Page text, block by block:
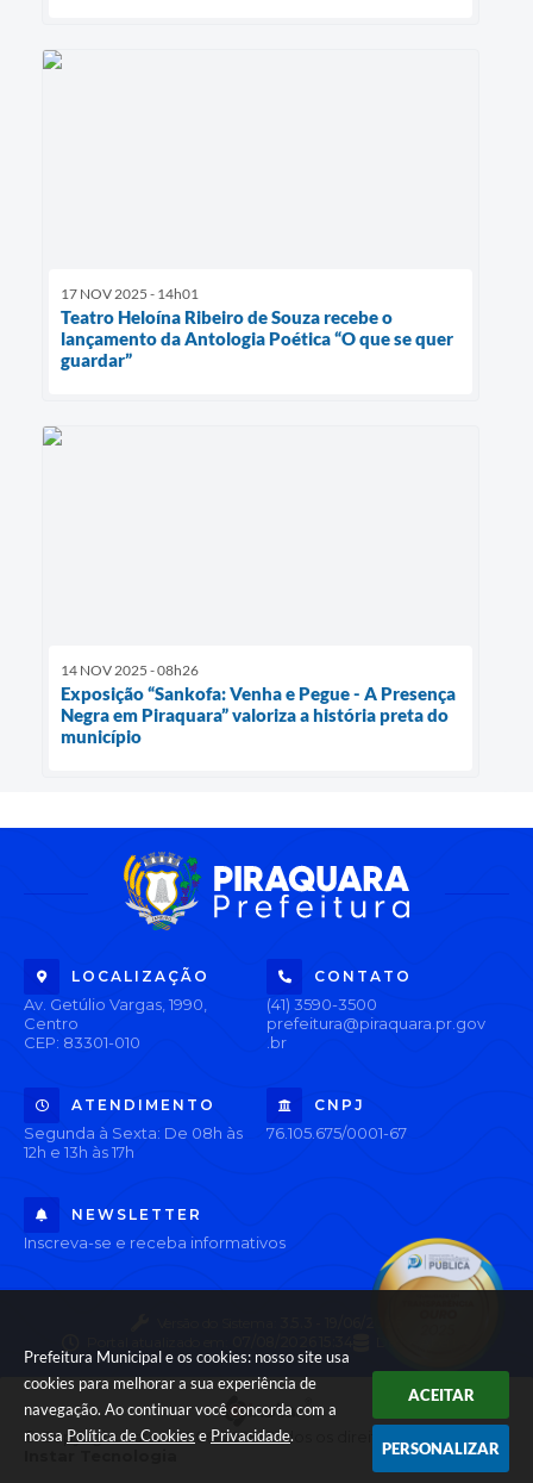
Prefeitura Municipal e os cookies: nosso site usa
cookies para melhorar a sua experiência de
navegação. Ao continuar você concorda com a
nossa Política de Cookies e Privacidade.
ACEITAR
PERSONALIZAR
17 NOV 2025 - 14h01
Teatro Heloína Ribeiro de Souza recebe o
lançamento da Antologia Poética “O que se quer
guardar”
14 NOV 2025 - 08h26
Exposição “Sankofa: Venha e Pegue - A Presença
Negra em Piraquara” valoriza a história preta do
município
LOCALIZAÇÃO
Av. Getúlio Vargas, 1990,
Centro
CEP: 83301-010
CONTATO
(41) 3590-3500
prefeitura@piraquara.pr.gov
.br
ATENDIMENTO
Segunda à Sexta: De 08h às
12h e 13h às 17h
CNPJ
76.105.675/0001-67
NEWSLETTER
Inscreva-se e receba informativos
© Copyright Instar - 2006-2026. Todos os direitos reservados -